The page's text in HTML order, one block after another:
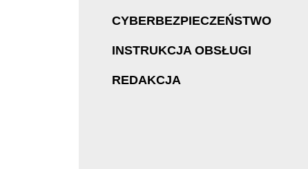
CYBERBEZPIECZEŃSTWO
INSTRUKCJA OBSŁUGI
REDAKCJA